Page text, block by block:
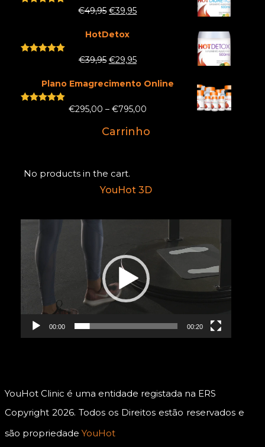
€49,95 €39,95
HotDetox
€39,95 €29,95
Plano Emagrecimento Online
€295,00 – €795,00
Carrinho
No products in the cart.
YouHot 3D
vídeo
00:00 00:20
YouHot Clinic é uma entidade registada na ERS
Copyright 2026. Todos os Direitos estão reservados e
são propriedade YouHot